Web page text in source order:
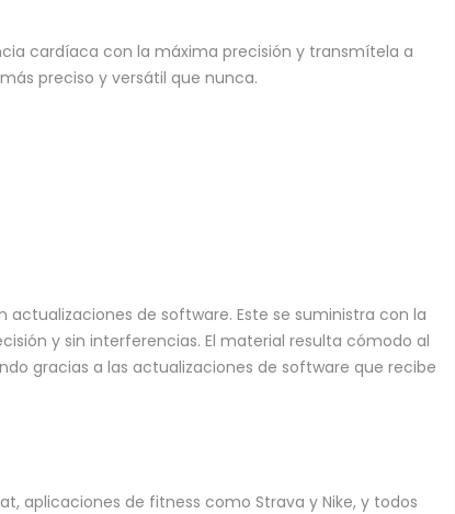
cardíaca con la máxima precisión y transmítela a
preciso y versátil que nunca.
de software. Este se suministra con la
y sin interferencias. El material resulta cómodo al
gracias a las actualizaciones de software que recibe
aplicaciones de fitness como Strava y Nike, y todos